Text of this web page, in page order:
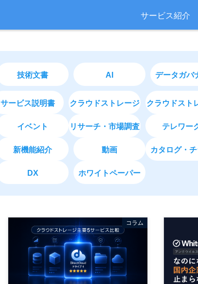
サービス紹介
技術文書 AI データガバ
サービス説明書 クラウドストレージ クラウドスト
イベント リサーチ・市場調査 テレワー
新機能紹介 動画 カタログ・
DX ホワイトペーパー
コラム